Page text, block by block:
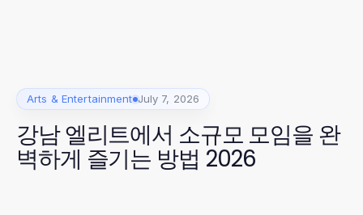
Arts & Entertainment July 7, 2026
강남 엘리트에서 소규모 모임을 완
벽하게 즐기는 방법 2026